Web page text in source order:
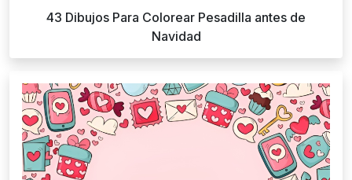
43 Dibujos Para Colorear Pesadilla antes de
Navidad